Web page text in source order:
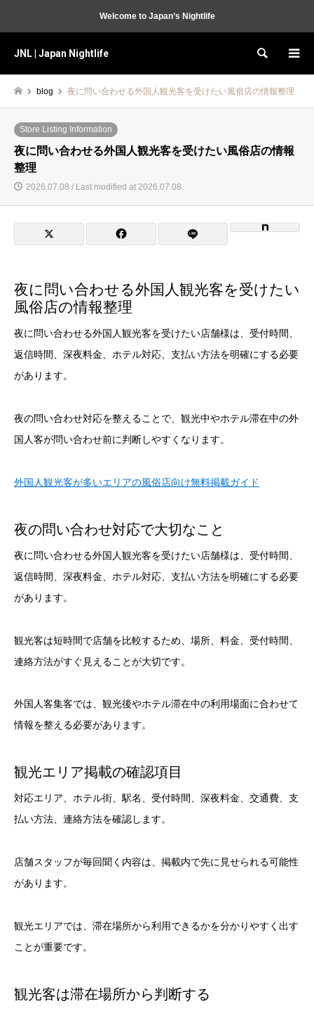
Welcome to Japan’s Nightlife
JNL | Japan Nightlife Search
blog 夜に問い合わせる外国人観光客を受けたい風俗店の情報整理
Store Listing Information
夜に問い合わせる外国人観光客を受けたい風俗店の情報
整理
2026.07.08 / Last modified at 2026.07.08
夜に問い合わせる外国人観光客を受けたい
風俗店の情報整理
夜に問い合わせる外国人観光客を受けたい店舗様は、受付時間、
返信時間、深夜料金、ホテル対応、支払い方法を明確にする必要
があります。
夜の問い合わせ対応を整えることで、観光中やホテル滞在中の外
国人客が問い合わせ前に判断しやすくなります。
外国人観光客が多いエリアの風俗店向け無料掲載ガイド
夜の問い合わせ対応で大切なこと
夜に問い合わせる外国人観光客を受けたい店舗様は、受付時間、
返信時間、深夜料金、ホテル対応、支払い方法を明確にする必要
があります。
観光客は短時間で店舗を比較するため、場所、料金、受付時間、
連絡方法がすぐ見えることが大切です。
外国人客集客では、観光後やホテル滞在中の利用場面に合わせて
情報を整える必要があります。
観光エリア掲載の確認項目
対応エリア、ホテル街、駅名、受付時間、深夜料金、交通費、支
払い方法、連絡方法を確認します。
店舗スタッフが毎回聞く内容は、掲載内で先に見せられる可能性
があります。
観光エリアでは、滞在場所から利用できるかを分かりやすく出す
ことが重要です。
観光客は滞在場所から判断する